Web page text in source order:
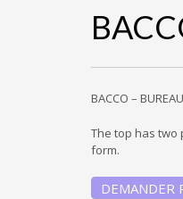
BACCO – BUREAU
The top has two
form.
DEMANDER